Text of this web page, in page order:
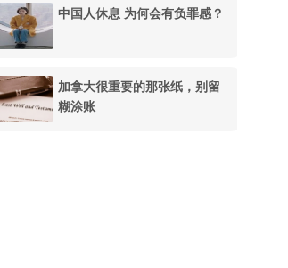
中国人休息 为何会有负罪感？
加拿大很重要的那张纸，别留
糊涂账